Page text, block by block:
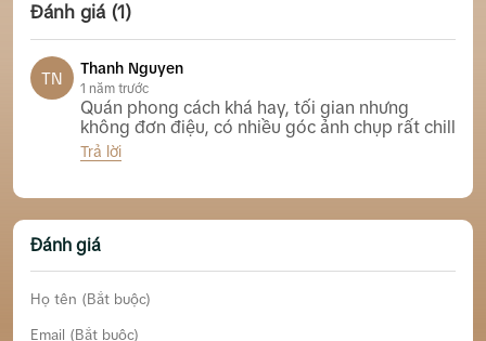
Đánh giá (1)
TN
Thanh Nguyen
1 năm trước
Quán phong cách khá hay, tối gian nhưng
không đơn điệu, có nhiều góc ảnh chụp rất chill
Trả lời
Đánh giá